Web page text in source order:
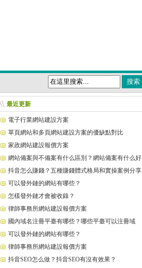
最近更新
電子行業網站建設方案
單頁網站和多頁網站建設方案的優缺點對比
家政網站建設報價方案
網站備案與不備案有什么區別？網站備案有什么好
處？抖音怎么賺錢？五種賺錢體式格局和實操案例分享
可以發外鏈的網站有哪些？
怎樣發外鏈才會被收錄？
律師事務所網站建設報價方案
國內域名注冊平臺有哪些？哪些平臺可以注冊域
名？可以發外鏈的網站有哪些？
律師事務所網站建設報價方案
抖音SEO怎么做？抖音SEO有沒有效果？